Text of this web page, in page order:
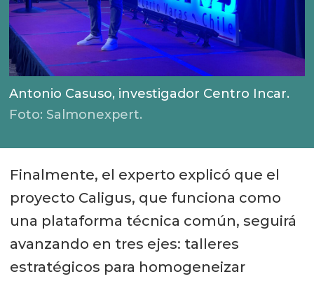
Antonio Casuso, investigador Centro Incar.
Foto: Salmonexpert.
Finalmente, el experto explicó que el
proyecto Caligus, que funciona como
una plataforma técnica común, seguirá
avanzando en tres ejes: talleres
estratégicos para homogeneizar